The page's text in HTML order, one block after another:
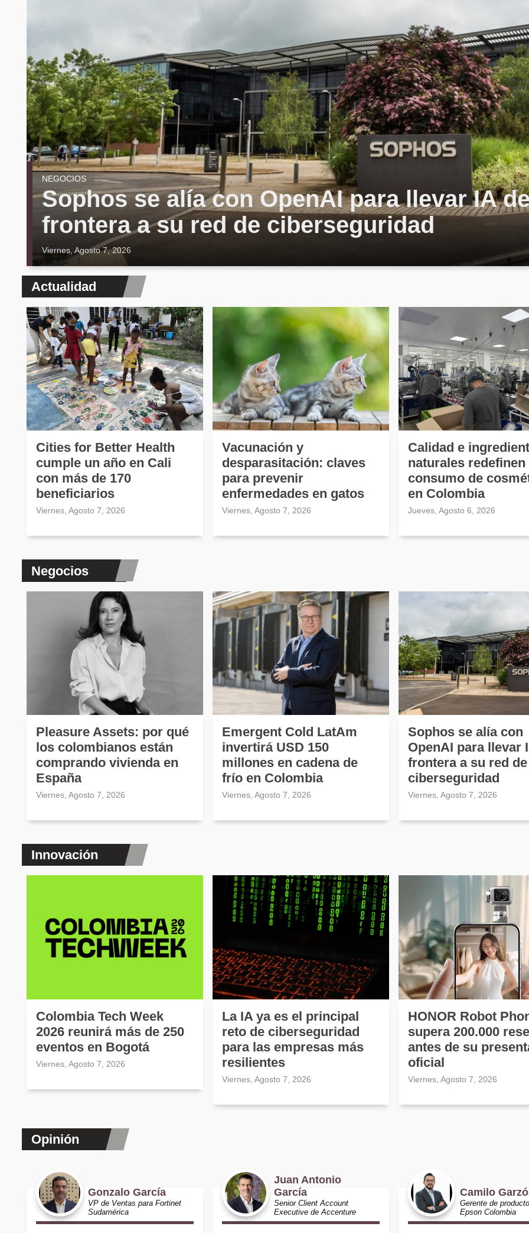
NEGOCIOS
Sophos se alía con OpenAI para llevar IA
frontera a su red de ciberseguridad
Viernes, Agosto 7, 2026
Actualidad
Cities for Better Health
cumple un año en Cali
con más de 170
beneficiarios
Viernes, Agosto 7, 2026
Vacunación y
desparasitación: claves
para prevenir
enfermedades en gatos
Viernes, Agosto 7, 2026
Calidad e
naturales redefinen
consumo de
en Colombia
Jueves, Agosto 6, 2026
Negocios
Pleasure Assets: por qué
los colombianos están
comprando vivienda en
España
Viernes, Agosto 7, 2026
Emergent Cold LatAm
invertirá USD 150
millones en cadena de
frío en Colombia
Viernes, Agosto 7, 2026
Sophos se alía con
OpenAI para llevar
frontera a su red de
ciberseguridad
Viernes, Agosto 7, 2026
Innovación
Colombia Tech Week
2026 reunirá más de 250
eventos en Bogotá
Viernes, Agosto 7, 2026
La IA ya es el principal
reto de ciberseguridad
para las empresas más
resilientes
Viernes, Agosto 7, 2026
HONOR Robot
supera 200.000
antes de su
oficial
Viernes, Agosto 7, 2026
Opinión
Gonzalo García
VP de Ventas para Fortinet
Sudamérica
Juan Antonio
García
Senior Client Account
Executive de Accenture
Camilo
Gerente de
Epson Colombia